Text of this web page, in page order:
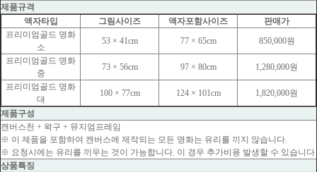
제품규격
액자타입
그림사이즈 액자포함사이즈
판매가
프리미엄골드 명화
소
53 × 41cm 77 × 65cm
850,000원
프리미엄골드 명화
중
73 × 56cm 97 × 80cm
1,280,000원
프리미엄골드 명화
대
100 × 77cm 124 × 101cm 1,820,000원
제품구성
캔버스천 + 왁구 + 뮤지엄프레임
※ 이 제품을 포함하여 캔버스에 제작되는 모든 명화는 유리를 끼지 않습니다.
※ 요청시에는 유리를 끼우는 것이 가능합니다. 이 경우 추가비용 발생할 수 있습니다
상품특징